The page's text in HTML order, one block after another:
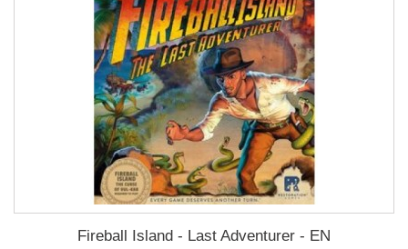
Fireball Island - Last Adventurer - EN